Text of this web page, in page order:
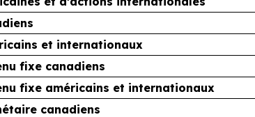
et internationaux
fixe canadiens
fixe américains et internationaux
canadiens